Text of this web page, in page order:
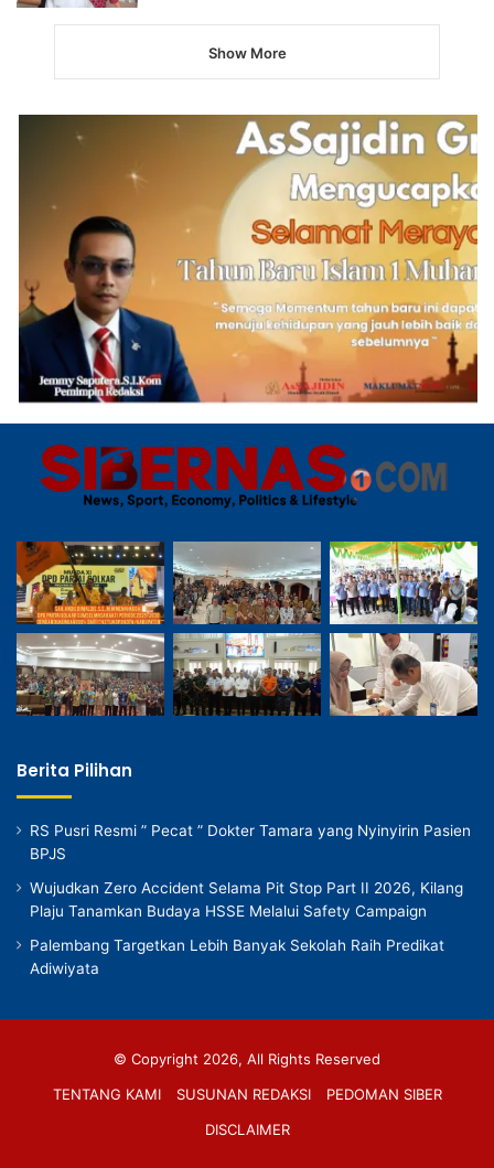
Show More
Berita Pilihan
RS Pusri Resmi ” Pecat ” Dokter Tamara yang Nyinyirin Pasien
BPJS
Wujudkan Zero Accident Selama Pit Stop Part II 2026, Kilang
Plaju Tanamkan Budaya HSSE Melalui Safety Campaign
Palembang Targetkan Lebih Banyak Sekolah Raih Predikat
Adiwiyata
© Copyright 2026, All Rights Reserved
TENTANG KAMI
SUSUNAN REDAKSI
PEDOMAN SIBER
DISCLAIMER